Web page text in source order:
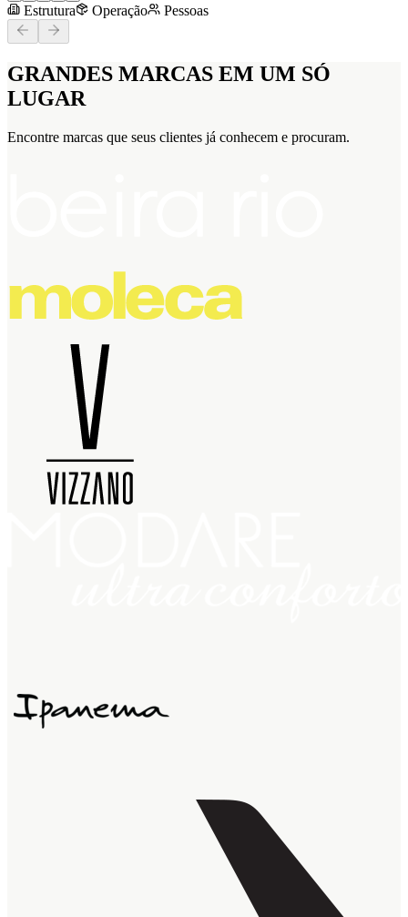
Estrutura Operação Pessoas
GRANDES MARCAS EM UM SÓ
LUGAR
Encontre marcas que seus clientes já conhecem e procuram.